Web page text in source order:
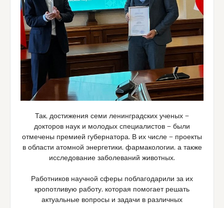
Так, достижения семи ленинградских ученых —
докторов наук и молодых специалистов — были
отмечены премией губернатора. В их числе — проекты
в области атомной энергетики, фармакологии, а также
исследование заболеваний животных.
Работников научной сферы поблагодарили за их
кропотливую работу, которая помогает решать
актуальные вопросы и задачи в различных